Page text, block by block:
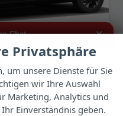
Massage SHZ
mit Tageszulassung
Automatik
Chat ×
mich für das oben
Fahrzeug und freue mich
Kontaktaufnahme.
Privatsphäre
um unsere Dienste für Sie
wir Ihre Auswahl
Marketing, Analytics und
Einverständnis geben.